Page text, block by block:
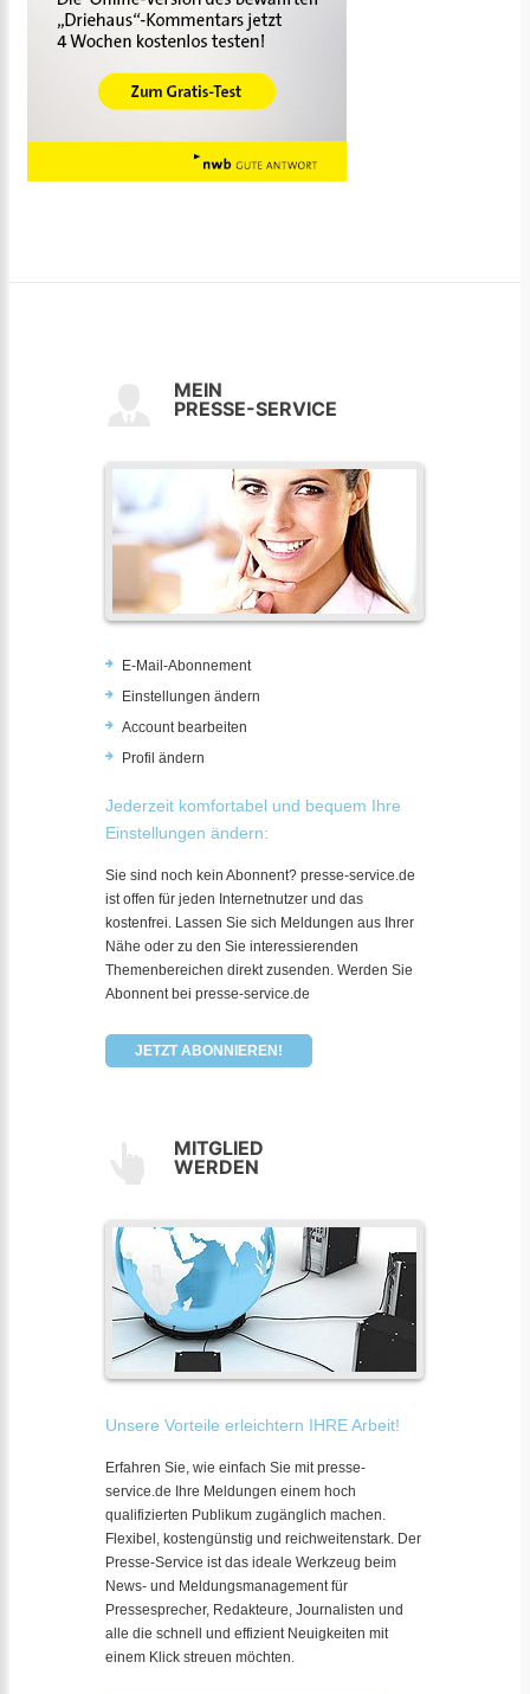
MEIN
PRESSE-SERVICE
E-Mail-Abonnement
Einstellungen ändern
Account bearbeiten
Profil ändern
Jederzeit komfortabel und bequem Ihre
Einstellungen ändern:
Sie sind noch kein Abonnent? presse-service.de
ist offen für jeden Internetnutzer und das
kostenfrei. Lassen Sie sich Meldungen aus Ihrer
Nähe oder zu den Sie interessierenden
Themenbereichen direkt zusenden. Werden Sie
Abonnent bei presse-service.de
JETZT ABONNIEREN!
MITGLIED
WERDEN
Unsere Vorteile erleichtern IHRE Arbeit!
Erfahren Sie, wie einfach Sie mit presse-
service.de Ihre Meldungen einem hoch
qualifizierten Publikum zugänglich machen.
Flexibel, kostengünstig und reichweitenstark. Der
Presse-Service ist das ideale Werkzeug beim
News- und Meldungsmanagement für
Pressesprecher, Redakteure, Journalisten und
alle die schnell und effizient Neuigkeiten mit
einem Klick streuen möchten.